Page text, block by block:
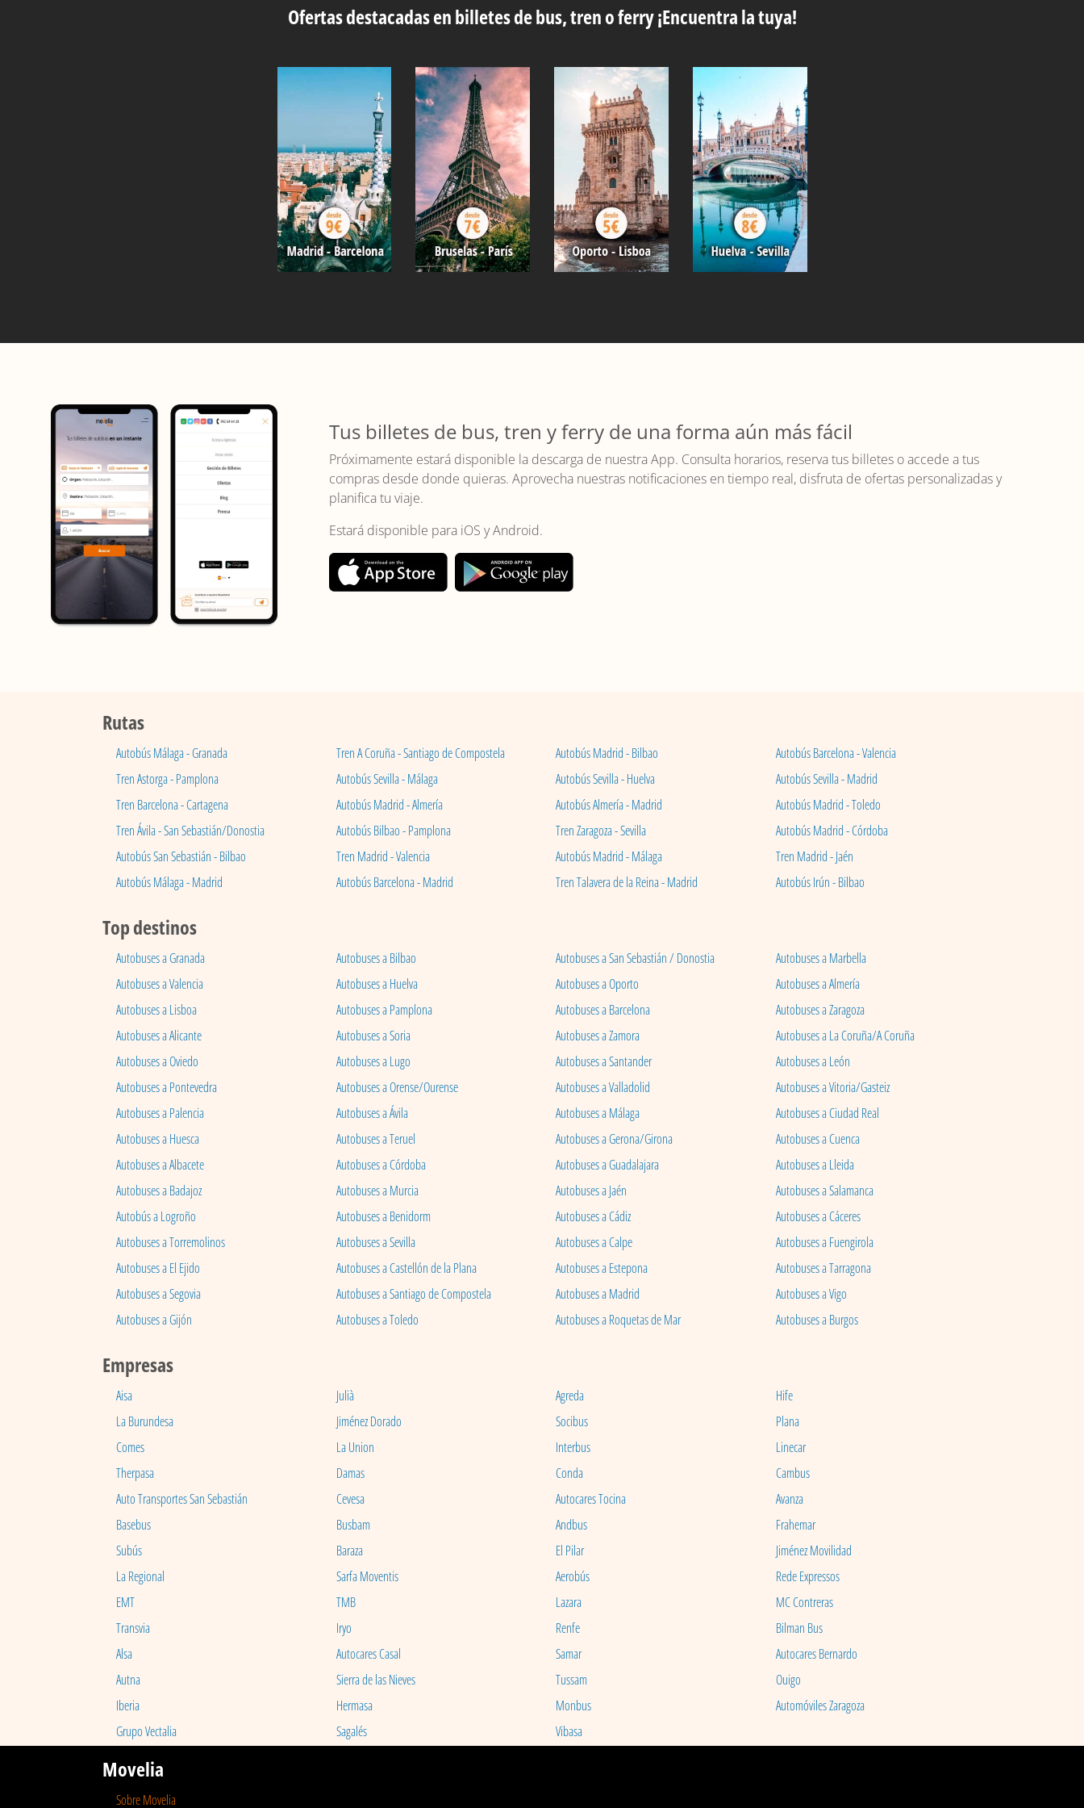
Ofertas destacadas en billetes de bus, tren o ferry ¡Encuentra la tuya!
Tus billetes de bus, tren y ferry de una forma aún más fácil
Próximamente estará disponible la descarga de nuestra App. Consulta horarios, reserva tus billetes o accede a tus
compras desde donde quieras. Aprovecha nuestras notificaciones en tiempo real, disfruta de ofertas personalizadas y
planifica tu viaje.
Estará disponible para iOS y Android.
Rutas
Autobús Málaga - Granada Tren A Coruña - Santiago de Compostela Autobús Madrid - Bilbao
Autobús Barcelona - Valencia
Tren Astorga - Pamplona
Autobús Sevilla - Málaga Autobús Sevilla - Huelva
Autobús Sevilla - Madrid
Tren Barcelona - Cartagena
Autobús Madrid - Almería Autobús Almería - Madrid
Autobús Madrid - Toledo
Tren Ávila - San Sebastián/Donostia
Autobús Bilbao - Pamplona Tren Zaragoza - Sevilla
Autobús Madrid - Córdoba
Autobús San Sebastián - Bilbao
Tren Madrid - Valencia Autobús Madrid - Málaga
Tren Madrid - Jaén
Autobús Málaga - Madrid
Autobús Barcelona - Madrid Tren Talavera de la Reina - Madrid Autobús Irún - Bilbao
Top destinos
Autobuses a Granada Autobuses a Bilbao Autobuses a San Sebastián / Donostia
Autobuses a Marbella
Autobuses a Valencia
Autobuses a Huelva Autobuses a Oporto
Autobuses a Almería
Autobuses a Lisboa
Autobuses a Pamplona Autobuses a Barcelona
Autobuses a Zaragoza
Autobuses a Alicante
Autobuses a Soria Autobuses a Zamora
Autobuses a La Coruña/A Coruña
Autobuses a Oviedo
Autobuses a Lugo Autobuses a Santander
Autobuses a León
Autobuses a Pontevedra
Autobuses a Orense/Ourense Autobuses a Valladolid
Autobuses a Vitoria/Gasteiz
Autobuses a Palencia
Autobuses a Ávila Autobuses a Málaga
Autobuses a Ciudad Real
Autobuses a Huesca
Autobuses a Teruel Autobuses a Gerona/Girona
Autobuses a Cuenca
Autobuses a Albacete
Autobuses a Córdoba Autobuses a Guadalajara
Autobuses a Lleida
Autobuses a Badajoz
Autobuses a Murcia Autobuses a Jaén
Autobuses a Salamanca
Autobús a Logroño
Autobuses a Benidorm Autobuses a Cádiz
Autobuses a Cáceres
Autobuses a Torremolinos
Autobuses a Sevilla Autobuses a Calpe
Autobuses a Fuengirola
Autobuses a El Ejido
Autobuses a Castellón de la Plana Autobuses a Estepona
Autobuses a Tarragona
Autobuses a Segovia
Autobuses a Santiago de Compostela Autobuses a Madrid
Autobuses a Vigo
Autobuses a Gijón
Autobuses a Toledo Autobuses a Roquetas de Mar Autobuses a Burgos
Empresas
Aisa Julià Agreda
Hife
La Burundesa
Jiménez Dorado Socibus
Plana
Comes
La Union Interbus
Linecar
Therpasa
Damas Conda
Cambus
Auto Transportes San Sebastián
Cevesa Autocares Tocina
Avanza
Basebus
Busbam Andbus
Frahemar
Subús
Baraza El Pilar
Jiménez Movilidad
La Regional
Sarfa Moventis Aerobús
Rede Expressos
EMT
TMB Lazara
MC Contreras
Transvia
Iryo Renfe
Bilman Bus
Alsa
Autocares Casal Samar
Autocares Bernardo
Autna
Sierra de las Nieves Tussam
Ouigo
Iberia
Hermasa Monbus
Automóviles Zaragoza
Grupo Vectalia
Sagalés Vibasa
Movelia
Sobre Movelia